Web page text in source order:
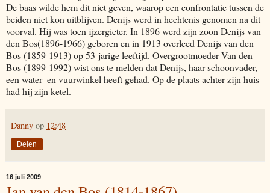
De baas wilde hem dit niet geven, waarop een confrontatie tussen de
beiden niet kon uitblijven. Denijs werd in hechtenis genomen na dit
voorval. Hij was toen ijzergieter. In 1896 werd zijn zoon Denijs van
den Bos(1896-1966) geboren en in 1913 overleed Denijs van den
Bos (1859-1913) op 53-jarige leeftijd. Overgrootmoeder Van den
Bos (1899-1992) wist ons te melden dat Denijs, haar schoonvader,
een water- en vuurwinkel heeft gehad. Op de plaats achter zijn huis
had hij zijn ketel.
Danny op 12:48
Delen
16 juli 2009